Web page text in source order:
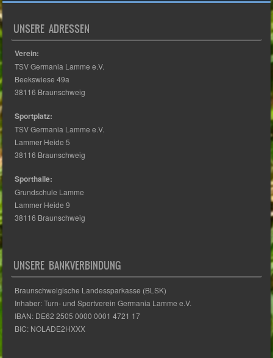
Verein:
38116 Braunschweig
Sportplatz:
Lammer Heide 5
38116 Braunschweig
Sporthalle:
Lammer Heide 9
38116 Braunschweig
Braunschweigische Landessparkasse (BLSK)
IBAN: DE62 2505 0000 0001 4721 17
BIC: NOLADE2HXXX